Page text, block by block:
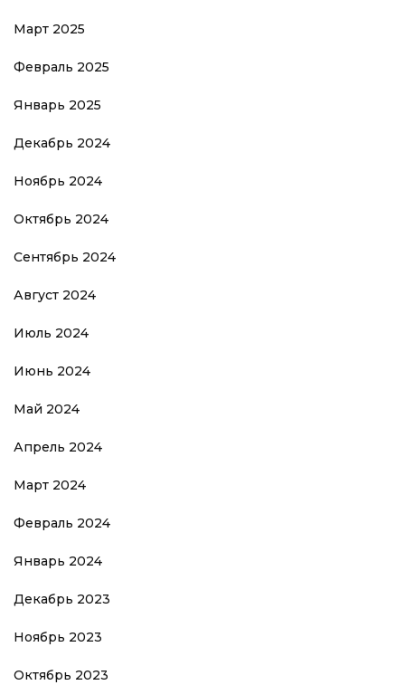
Март 2025
Февраль 2025
Январь 2025
Декабрь 2024
Ноябрь 2024
Октябрь 2024
Сентябрь 2024
Август 2024
Июль 2024
Июнь 2024
Май 2024
Апрель 2024
Март 2024
Февраль 2024
Январь 2024
Декабрь 2023
Ноябрь 2023
Октябрь 2023